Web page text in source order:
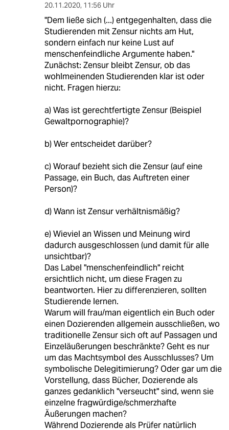
20.11.2020, 11:56 Uhr
"Dem ließe sich (...) entgegenhalten, dass die
Studierenden mit Zensur nichts am Hut,
sondern einfach nur keine Lust auf
menschenfeindliche Argumente haben."
Zunächst: Zensur bleibt Zensur, ob das
wohlmeinenden Studierenden klar ist oder
nicht. Fragen hierzu:
a) Was ist gerechtfertigte Zensur (Beispiel
Gewaltpornographie)?
b) Wer entscheidet darüber?
c) Worauf bezieht sich die Zensur (auf eine
Passage, ein Buch, das Auftreten einer
Person)?
d) Wann ist Zensur verhältnismäßig?
e) Wieviel an Wissen und Meinung wird
dadurch ausgeschlossen (und damit für alle
unsichtbar)?
Das Label "menschenfeindlich" reicht
ersichtlich nicht, um diese Fragen zu
beantworten. Hier zu differenzieren, sollten
Studierende lernen.
Warum will frau/man eigentlich ein Buch oder
einen Dozierenden allgemein ausschließen, wo
traditionelle Zensur sich oft auf Passagen und
Einzeläußerungen beschränkte? Geht es nur
um das Machtsymbol des Ausschlusses? Um
symbolische Delegitimierung? Oder gar um die
Vorstellung, dass Bücher, Dozierende als
ganzes gedanklich "verseucht" sind, wenn sie
einzelne fragwürdige/schmerzhafte
Äußerungen machen?
Während Dozierende als Prüfer natürlich